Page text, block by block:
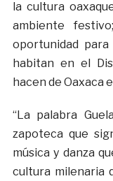
la cultura
ambiente
oportunidad
habitan en el
hacen de Oaxaca
“La palabra
zapoteca que
música y danza
cultura milenaria